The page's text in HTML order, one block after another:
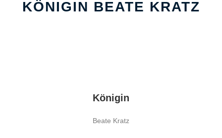
KÖNIGIN BEATE KRATZ
Königin
Beate Kratz